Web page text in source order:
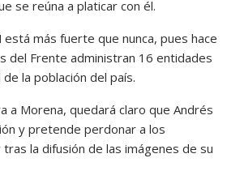
se reúna a platicar con él.
más fuerte que nunca, pues hace
del Frente administran 16 entidades
la población del país.
a Morena, quedará claro que Andrés
y pretende perdonar a los
la difusión de las imágenes de su